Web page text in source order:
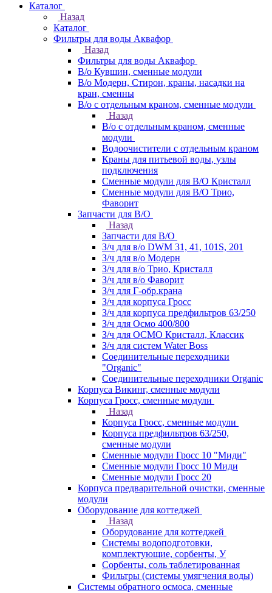
Каталог
Назад
Каталог
Фильтры для воды Аквафор
Назад
Фильтры для воды Аквафор
В/о Кувшин, сменные модули
В/о Модерн, Стирон, краны, насадки на
кран, сменны
В/о с отдельным краном, сменные модули
Назад
В/о с отдельным краном, сменные
модули
Водоочистители с отдельным краном
Краны для питьевой воды, узлы
подключения
Сменные модули для В/О Кристалл
Сменные модули для В/О Трио,
Фаворит
Запчасти для В/О
Назад
Запчасти для В/О
З/ч для в/о DWM 31, 41, 101S, 201
З/ч для в/о Модерн
З/ч для в/о Трио, Кристалл
З/ч для в/о Фаворит
З/ч для Г-обр.крана
З/ч для корпуса Гросс
З/ч для корпуса предфильтров 63/250
З/ч для Осмо 400/800
З/ч для ОСМО Кристалл, Классик
З/ч для систем Water Boss
Соединительные переходники
"Organic"
Соединительные переходники Organic
Корпуса Викинг, сменные модули
Корпуса Гросс, сменные модули
Назад
Корпуса Гросс, сменные модули
Корпуса предфильтров 63/250,
сменные модули
Сменные модули Гросс 10 "Миди"
Сменные модули Гросс 10 Миди
Сменные модули Гросс 20
Корпуса предварительной очистки, сменные
модули
Оборудование для коттеджей
Назад
Оборудование для коттеджей
Системы водоподготовки,
комплектующие, сорбенты, У
Сорбенты, соль таблетированная
Фильтры (системы умягчения воды)
Системы обратного осмоса, сменные